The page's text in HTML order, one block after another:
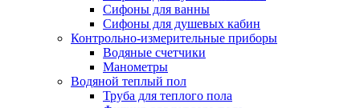
Сифоны для ванны
Сифоны для душевых кабин
Контрольно-измерительные приборы
Водяные счетчики
Манометры
Водяной теплый пол
Труба для теплого пола